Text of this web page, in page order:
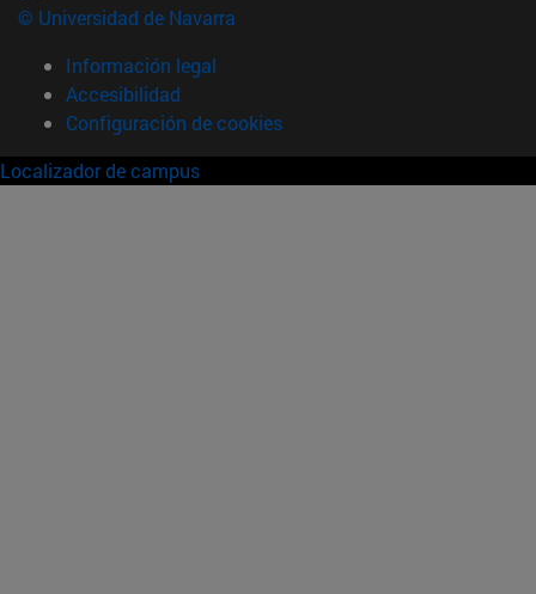
© Universidad de Navarra
Información legal
Accesibilidad
Configuración de cookies
Localizador de campus